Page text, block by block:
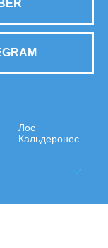
Лос
Кальдеронес